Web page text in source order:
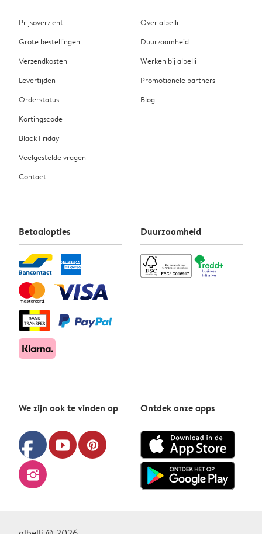
Prijsoverzicht
Grote bestellingen
Verzendkosten
Levertijden
Orderstatus
Kortingscode
Black Friday
Veelgestelde vragen
Contact
Over albelli
Duurzaamheid
Werken bij albelli
Promotionele partners
Blog
Betaalopties Duurzaamheid
We zijn ook te vinden op
facebook youtube pinterest
instagram
Ontdek onze apps